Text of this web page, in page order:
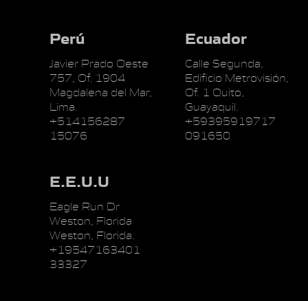
Perú
Javier Prado Oeste
757, Of. 1904
Magdalena del Mar,
Lima.
+514156287
15076
Ecuador
Calle Segunda,
Edificio Metrovisión,
Of. 1 Quito,
Guayaquil.
+59395919717
091650
E.E.U.U
Eagle Run Dr
Weston, Florida
Weston, Florida.
+19547163401
33327